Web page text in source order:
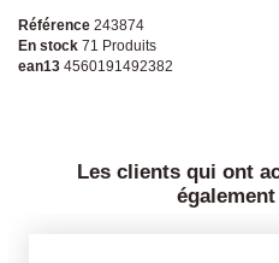
Référence 243874
En stock 71 Produits
ean13 4560191492382
Les clients qui ont